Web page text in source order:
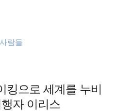
킹으로 세계를 누비
자 이리스
람들